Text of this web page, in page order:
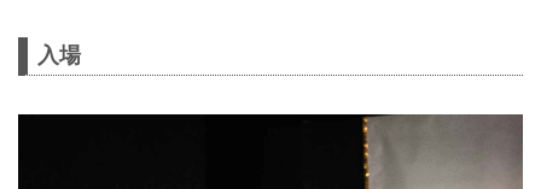
入場